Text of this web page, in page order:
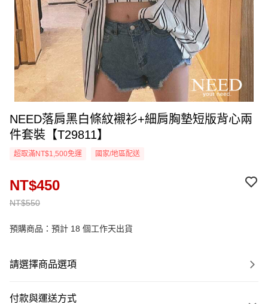
NEED落肩黑白條紋襯衫+細肩胸墊短版背心兩
件套裝【T29811】
超取滿NT$1,500免運 國家/地區配送
NT$550
NT$450
預購商品：預計 18 個工作天出貨
請選擇商品選項
付款與運送方式